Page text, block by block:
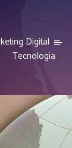
Digital
Tecnología